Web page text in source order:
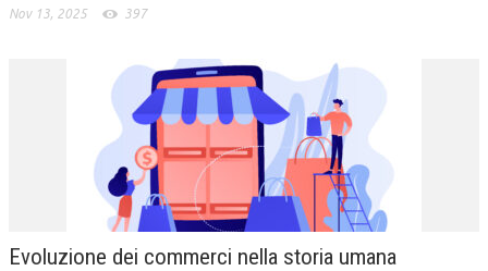
Nov 13, 2025 397
Evoluzione dei commerci nella storia umana